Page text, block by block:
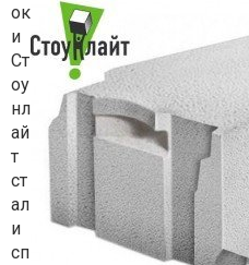
ок
и
Ст
оу
нл
ай
т
ст
ал
и
сп